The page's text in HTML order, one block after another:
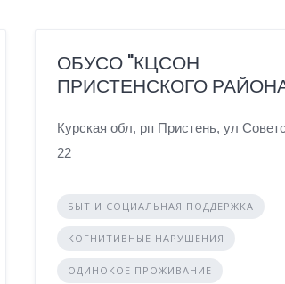
ОБУСО "КЦСОН
ПРИСТЕНСКОГО
Курская обл, рп Пристень, ул
22
БЫТ И СОЦИАЛЬНАЯ ПОДДЕРЖКА
КОГНИТИВНЫЕ НАРУШЕНИЯ
ОДИНОКОЕ ПРОЖИВАНИЕ